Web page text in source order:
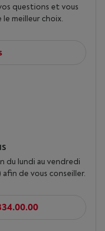
questions et vous
meilleur choix.
du lundi au vendredi
afin de vous conseiller.